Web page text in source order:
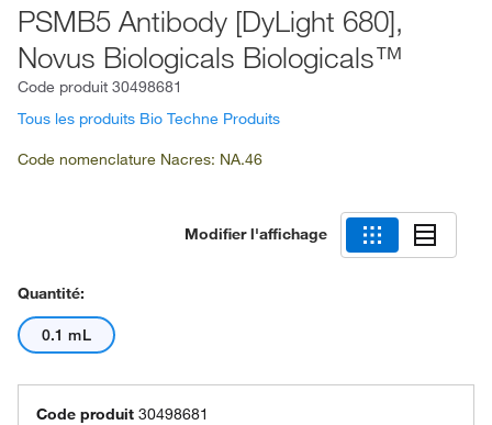
PSMB5 Antibody [DyLight 680],
Novus Biologicals Biologicals™
Code produit 30498681
Tous les produits Bio Techne Produits
Code nomenclature Nacres: NA.46
Modifier l'affichage
Quantité:
0.1 mL
Code produit 30498681